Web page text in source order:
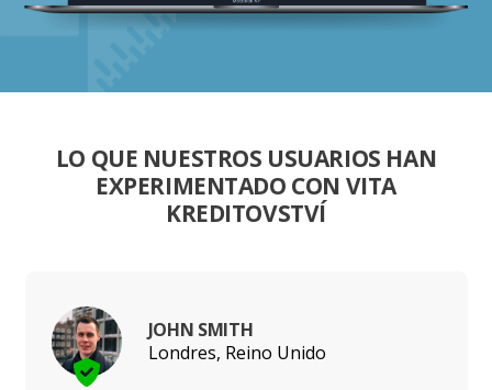
LO QUE NUESTROS USUARIOS HAN
EXPERIMENTADO CON VITA
KREDITOVSTVÍ
JOHN SMITH
Londres, Reino Unido